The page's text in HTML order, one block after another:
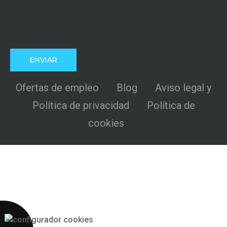
Ofertas de empleo Blog
Aviso legal y
Política de privacidad
Política de
cookies